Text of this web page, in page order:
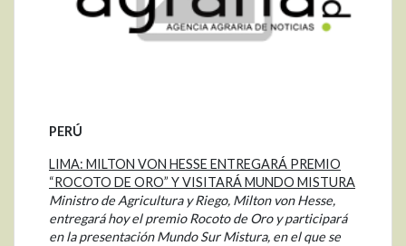
PERÚ
LIMA: MILTON VON HESSE ENTREGARÁ PREMIO
“ROCOTO DE ORO” Y VISITARÁ MUNDO MISTURA
Ministro de Agricultura y Riego, Milton von Hesse,
entregará hoy el premio Rocoto de Oro y participará
en la presentación Mundo Sur Mistura, en el que se